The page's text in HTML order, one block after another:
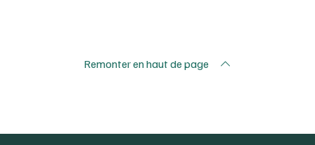
Remonter en haut de page